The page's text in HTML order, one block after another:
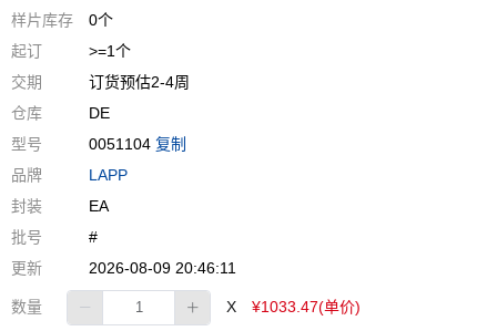
样片库存
0个
起订
>=1个
交期
订货预估2-4周
仓库
DE
型号
0051104 复制
品牌
LAPP
封装
EA
批号
#
更新
2026-08-09 20:46:11
数量 X ¥1033.47(单价)